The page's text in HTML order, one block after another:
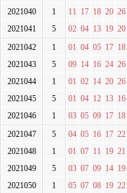
2021040
1 11 17 18 20 26
2021041
5 02 04 13 19 20
2021042
1 01 04 05 17 18
2021043
5 09 14 16 24 26
2021044
1 01 02 14 20 26
2021045
5 01 04 12 13 16
2021046
1 03 05 09 17 18
2021047
5 04 05 16 17 22
2021048
1 01 07 11 19 21
2021049
5 03 07 09 14 19
2021050
1 05 07 08 19 22